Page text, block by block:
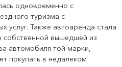
одновременно с
туризма с
услуг. Также автоаренда стала
собственной вышедшей из
автомобиля той марки,
покупать в недалеком